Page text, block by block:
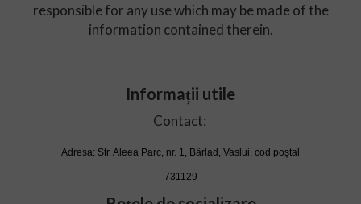
responsible for any use which may be made of the
information contained therein.
Informații utile
Contact:
Adresa: Str. Aleea Parc, nr. 1, Bârlad, Vaslui, cod poștal
731129